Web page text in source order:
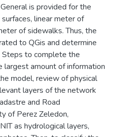
is provided for the
linear meter of
of sidewalks. Thus, the
to QGis and determine
Steps to complete the
largest amount of information
model, review of physical
layers of the network
and Road
of Perez Zeledon,
as hydrological layers,